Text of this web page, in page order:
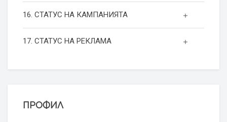
16. СТАТУС НА КАМПАНИЯТА
17. СТАТУС НА РЕКЛАМА
ПРОФИЛ